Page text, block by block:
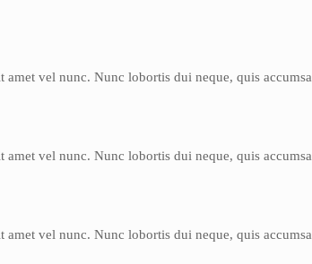
vel nunc. Nunc lobortis dui neque, quis
vel nunc. Nunc lobortis dui neque, quis
vel nunc. Nunc lobortis dui neque, quis